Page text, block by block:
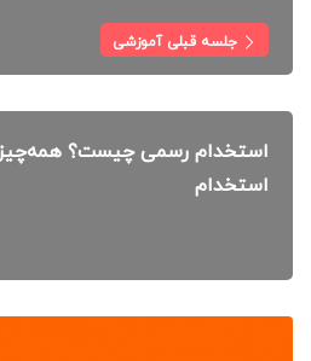
جلسه قبلی آموزشی
استخدام رسمی چیست؟ همه‌چیز
استخدام